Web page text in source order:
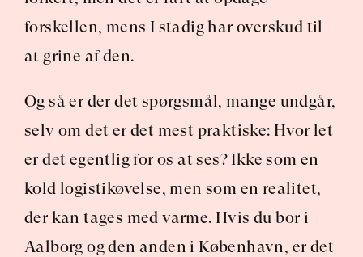
forskellen, mens I stadig har overskud til
at grine af den.
Og så er der det spørgsmål, mange undgår,
selv om det er det mest praktiske: Hvor let
er det egentlig for os at ses? Ikke som en
kold logistikøvelse, men som en realitet,
der kan tages med varme. Hvis du bor i
Aalborg og den anden i København, er det